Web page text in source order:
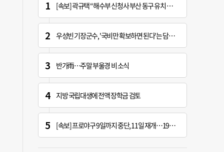
[속보] 곽규택 “해수부 신청사 부산 동구 유치 환영…해양 중심지 완성할 것”
우성빈 기장군수, '국비만 확보하면 된다'는 담당자에 "국비는 국민의 혈세" 지적
반가雨…주말 부울경 비 소식
지방 국립대생에 전액 장학금 검토
[속보] 프로야구 9일까지 중단, 11일 재개…19시 경기 시작